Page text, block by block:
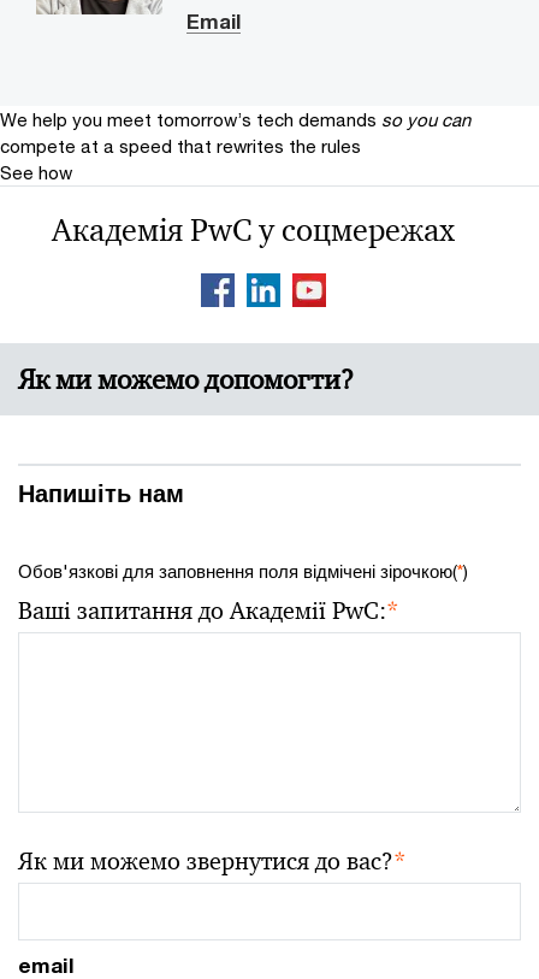
Email
We help you meet tomorrow’s tech demands so you can
compete at a speed that rewrites the rules
See how
Академія PwC у соцмережах
Як ми можемо допомогти?
Напишіть нам
Обов'язкові для заповнення поля відмічені зірочкою(*)
Ваші запитання до Академії PwC:*
Як ми можемо звернутися до вас?*
email